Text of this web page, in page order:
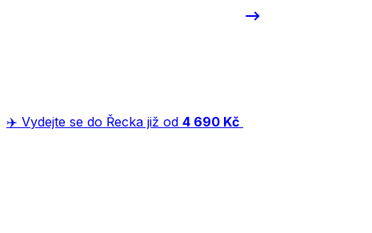
✈️ Vydejte se do Řecka již od 4 690 Kč